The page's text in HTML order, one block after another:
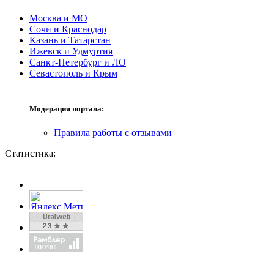
Москва и МО
Сочи и Краснодар
Казань и Татарстан
Ижевск и Удмуртия
Санкт-Петербург и ЛО
Севастополь и Крым
Модерация портала:
Правила работы с отзывами
Статистика: